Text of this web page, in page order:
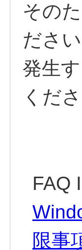
その
ださい
発生
くださ
FAQ
限事